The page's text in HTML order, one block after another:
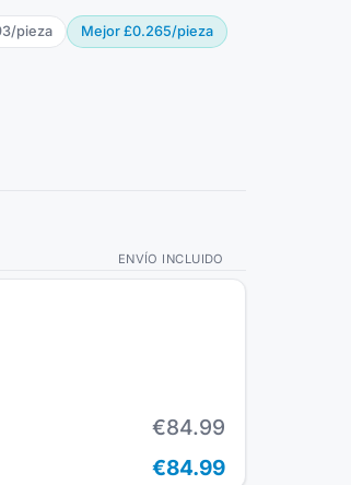
/pieza Mejor £0.265/pieza
ENVÍO INCLUIDO
€84.99
€84.99